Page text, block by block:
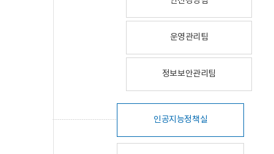
운영관리팀
정보보안관리팀
인공지능정책실